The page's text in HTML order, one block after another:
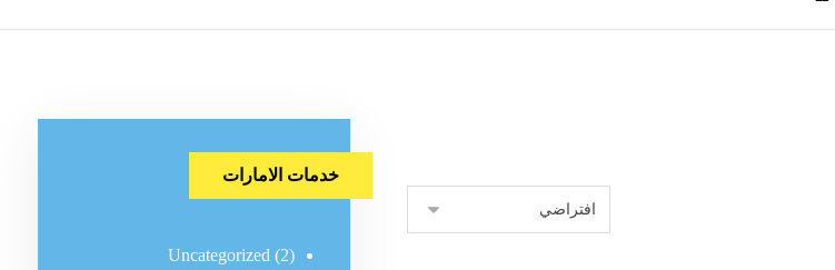
خدمات الامارات
Uncategorized (2)